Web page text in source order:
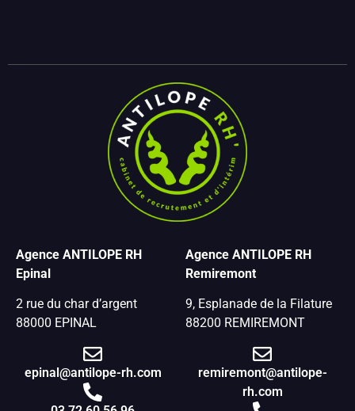
Agence ANTILOPE RH
Epinal
2 rue du char d’argent
88000 EPINAL
epinal@antilope-rh.com
Agence ANTILOPE RH
Remiremont
9, Esplanade de la Filature
88200 REMIREMONT
remiremont@antilope-
rh.com